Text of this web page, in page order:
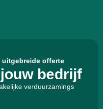
offerte
bedrijf
verduurzamings